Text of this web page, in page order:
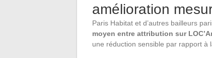
amélioration
Paris Habitat et d’autres bailleurs
moyen entre attribution sur
une réduction sensible par rapport à